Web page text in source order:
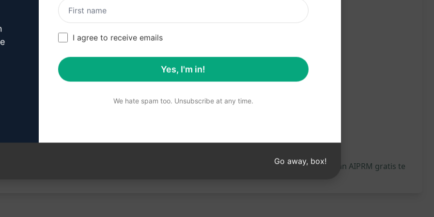
op nauwkeurigheid. Voor een goed begrip van wat er wordt gegenereerd, raden we je aan AIPRM gratis te
I agree to receive emails
Yes, I'm in!
We hate spam too. Unsubscribe at any time.
Go away, box!